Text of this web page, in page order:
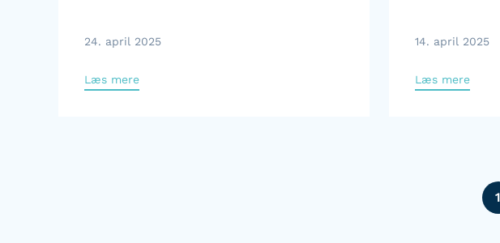
24. april 2025
Læs mere
14. april 2025
Læs mere
1